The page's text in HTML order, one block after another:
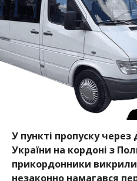
У пункті пропуску
України на кордоні з
прикордонники
незаконно намагався